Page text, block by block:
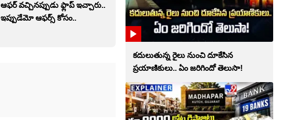
ఆఫర్ వచ్చినప్పుడు ఫ్లాప్ ఇచ్చారు..
ఇప్పుడేమో ఆఫర్స్ కోసం..
కదులుతున్న రైలు నుంచి దూకేసిన
ప్రయాణికులు.. ఏం జరిగిందో తెలుసా!